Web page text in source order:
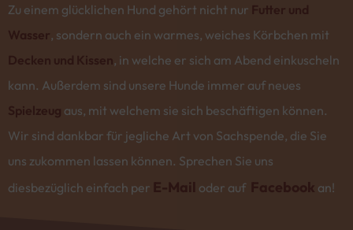
Zu einem glücklichen Hund gehört nicht nur
, sondern auch ein warmes, weiches Körbchen mit
, in welche er sich am Abend einkuscheln
kann. Außerdem sind unsere Hunde immer auf neues
aus, mit welchem sie sich beschäftigen können.
Wir sind dankbar für jegliche Art von Sachspende, die Sie
uns zukommen lassen können. Sprechen Sie uns
diesbezüglich einfach per
oder auf an!